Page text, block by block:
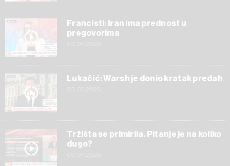
Francisti: Iran ima prednost u
pregovorima
Lukačić: Warsh je donio kratak predah
Tržišta se primirila. Pitanje je na koliko
dugo?